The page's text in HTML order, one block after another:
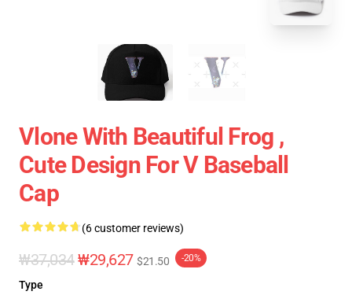
Vlone With Beautiful Frog ,
Cute Design For V Baseball
Cap
(6 customer reviews)
₩37,034₩29,627 $21.50 -20%
Type